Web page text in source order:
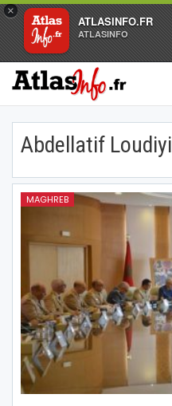
×
ATLASINFO.FR
ATLASINFO
Abdellatif Loudiyi
MAGHREB